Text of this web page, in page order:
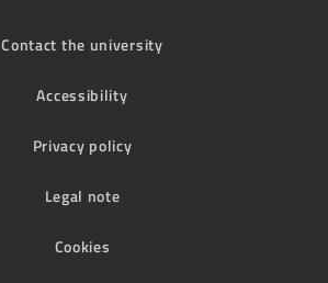
Contact the university
Accessibility
Privacy policy
Legal note
Cookies